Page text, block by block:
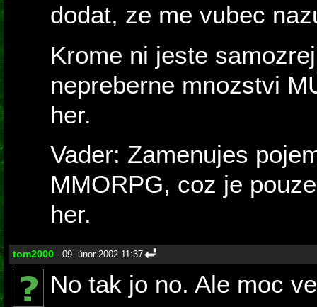
dodat, ze me vubec
Krome ni jeste
nepreberne mnozstvi
her.
Vader: Zamenujes
MMORPG, coz je
her.
tom2000 - 09. únor 2002 11:37
No tak jo no. Ale moc